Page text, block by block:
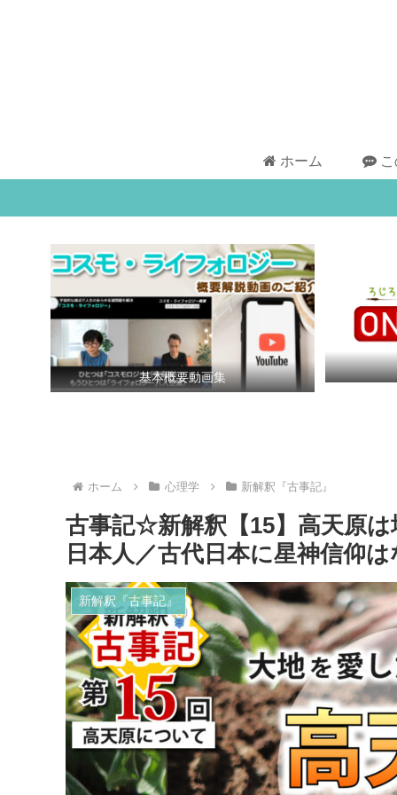
ホーム
基本概要動画集
ホーム 心理学 新解釈『古事記』
古事記☆新解釈【15】高天原
日本人／古代日本に星神信仰
新解釈『古事記』